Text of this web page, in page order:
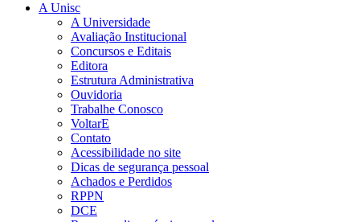
A Unisc
A Universidade
Avaliação Institucional
Concursos e Editais
Editora
Estrutura Administrativa
Ouvidoria
Trabalhe Conosco
VoltarE
Contato
Acessibilidade no site
Dicas de segurança pessoal
Achados e Perdidos
RPPN
DCE